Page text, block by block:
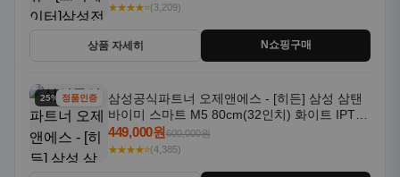
★★★★⭐(3,209)
상품 자세히 N쇼핑구매
25% 할인정품인증
삼성공식파트너 오제앤에스 - [히든] 삼성 삼탠
바이미 스마트 M5 80cm(32인치) 화이트 IPTV
OTT 패키지
449,000원600,000원
★★★★⭐(4,385)